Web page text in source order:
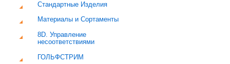
Стандартные Изделия
Материалы и Сортаменты
8D. Управление
несоответствиями
ГОЛЬФСТРИМ